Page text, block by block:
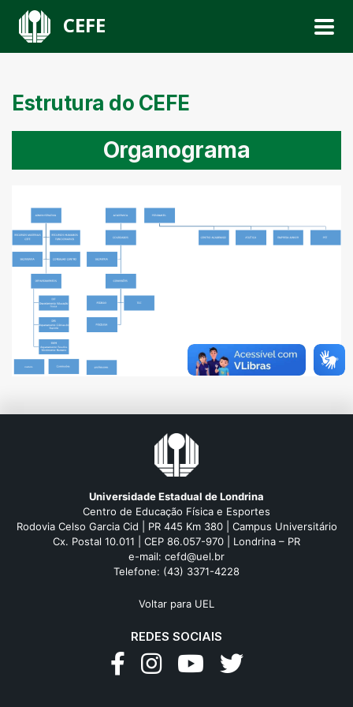
CEFE
Estrutura do CEFE
Organograma
Universidade Estadual de Londrina
Centro de Educação Física e Esportes
Rodovia Celso Garcia Cid | PR 445 Km 380 | Campus Universitário
Cx. Postal 10.011 | CEP 86.057-970 | Londrina – PR
e-mail: cefd@uel.br
Telefone: (43) 3371-4228
Voltar para UEL
REDES SOCIAIS